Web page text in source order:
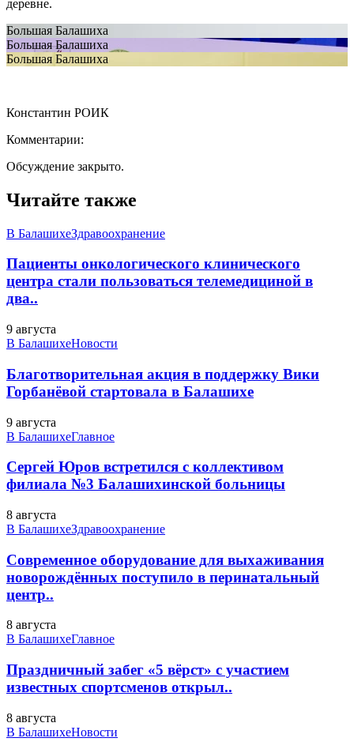
деревне.
Большая Балашиха
Большая Балашиха
Большая Балашиха
Константин РОИК
Комментарии:
Обсуждение закрыто.
Читайте также
В БалашихеЗдравоохранение
Пациенты онкологического клинического
центра стали пользоваться телемедициной в
два..
9 августа
В БалашихеНовости
Благотворительная акция в поддержку Вики
Горбанёвой стартовала в Балашихе
9 августа
В БалашихеГлавное
Сергей Юров встретился с коллективом
филиала №3 Балашихинской больницы
8 августа
В БалашихеЗдравоохранение
Современное оборудование для выхаживания
новорождённых поступило в перинатальный
центр..
8 августа
В БалашихеГлавное
Праздничный забег «5 вёрст» с участием
известных спортсменов открыл..
8 августа
В БалашихеНовости